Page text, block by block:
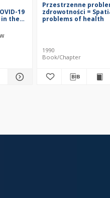
19
the
.
Przestrzenne
zdrowotności =
problems of health
1990
Book/Chapter